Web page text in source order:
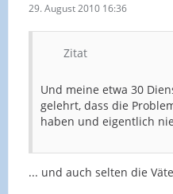
29. August 2010 16:36
Zitat
Und meine etwa 30
gelehrt, dass die
haben und eigentlich
... und auch selten die